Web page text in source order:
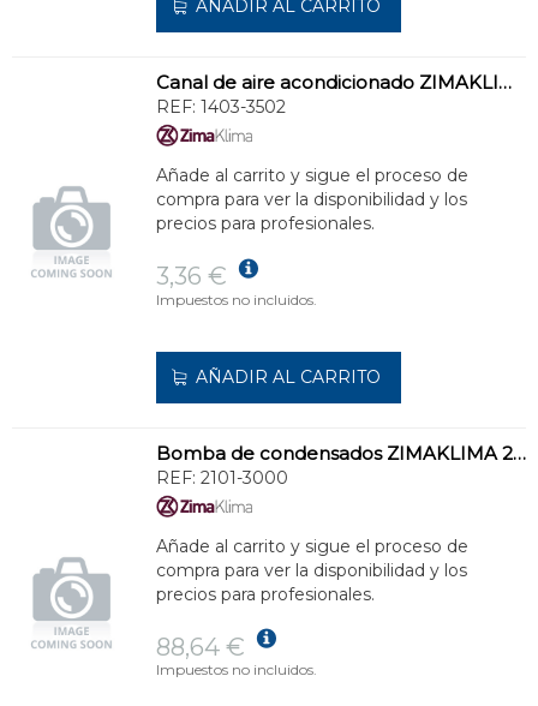
AÑADIR AL CARRITO
Canal de aire acondicionado ZIMAKLIMA 1403-3502 modular para instalaciones comerciales
REF: 1403-3502
Añade al carrito y sigue el proceso de
compra para ver la disponibilidad y los
precios para profesionales.
3,36 €
Impuestos no incluidos.
AÑADIR AL CARRITO
Bomba de condensados ZIMAKLIMA 2101-3000 para sistemas de climatización
REF: 2101-3000
Añade al carrito y sigue el proceso de
compra para ver la disponibilidad y los
precios para profesionales.
88,64 €
Impuestos no incluidos.